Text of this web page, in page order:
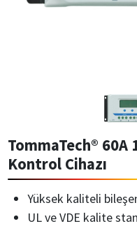
TommaTech® 60A
Kontrol Cihazı
Yüksek kaliteli
UL ve VDE kalite